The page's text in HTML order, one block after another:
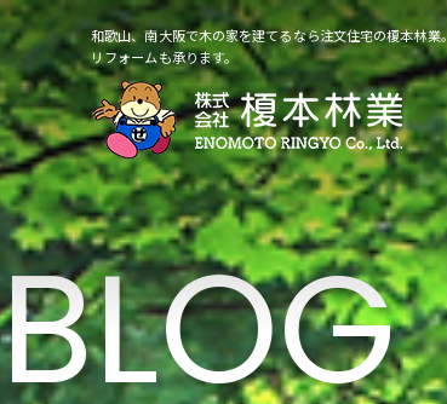
和歌山、南大阪で木の家を建てるなら注文住宅の榎本林業。
リフォームも承ります。